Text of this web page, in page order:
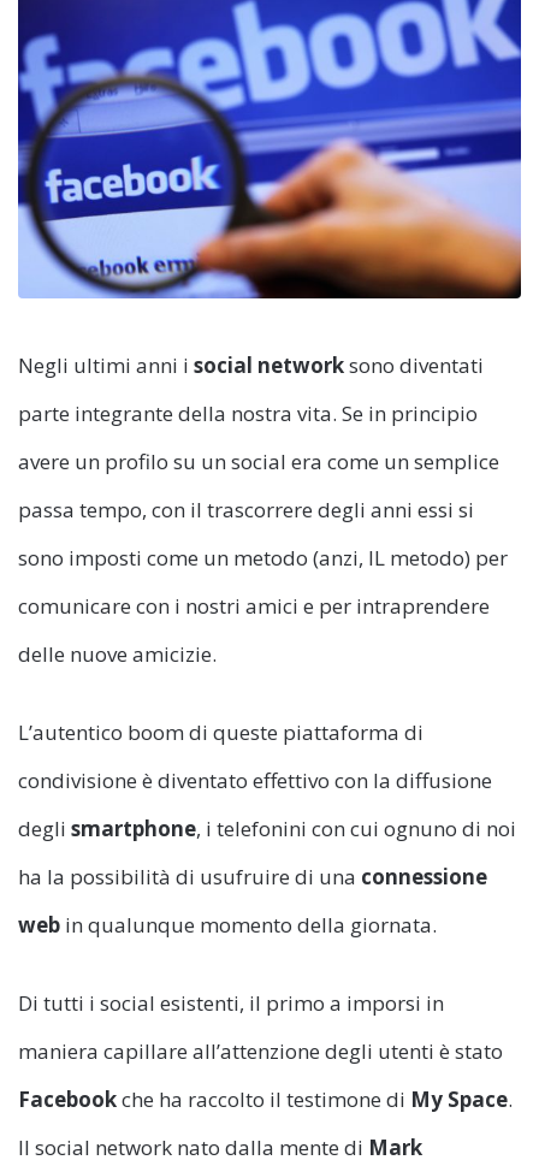
Negli ultimi anni i social networksono diventati
parte integrante della nostra vita. Se in principio
avere un profilo su un social era come un semplice
passa tempo, con il trascorrere degli anni essi si
sono imposti come un metodo (anzi, IL metodo) per
comunicare con i nostri amici e per intraprendere
delle nuove amicizie.
L’autentico boom di queste piattaforma di
condivisione è diventato effettivo con la diffusione
degli smartphone, i telefonini con cui ognuno di noi
ha la possibilità di usufruire di una connessione
web in qualunque momento della giornata.
Di tutti i social esistenti, il primo a imporsi in
maniera capillare all’attenzione degli utenti è stato
Facebookche ha raccolto il testimone di My Space.
Il social network nato dalla mente di Mark